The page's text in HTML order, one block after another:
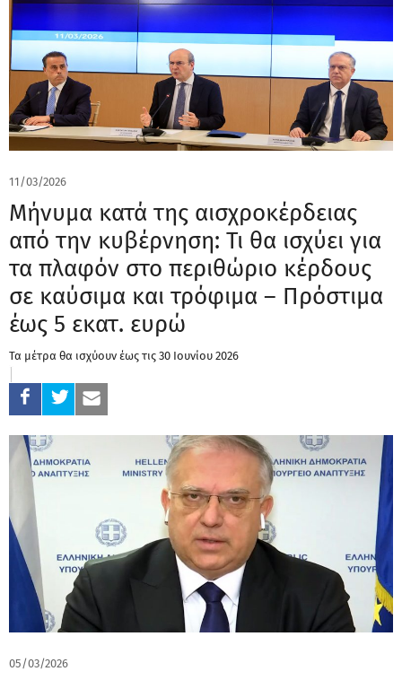
11/03/2026
Μήνυμα κατά της αισχροκέρδειας
από την κυβέρνηση: Τι θα ισχύει για
τα πλαφόν στο περιθώριο κέρδους
σε καύσιμα και τρόφιμα – Πρόστιμα
έως 5 εκατ. ευρώ
Τα μέτρα θα ισχύουν έως τις 30 Ιουνίου 2026
05/03/2026